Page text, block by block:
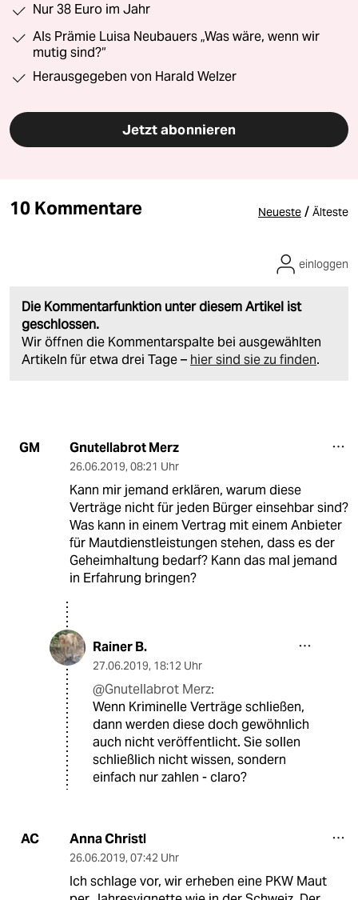
Nur 38 Euro im Jahr
Als Prämie Luisa Neubauers „Was wäre, wenn wir
mutig sind?“
Herausgegeben von Harald Welzer
Jetzt abonnieren
10 Kommentare Neueste / Älteste
Die Kommentarfunktion unter diesem Artikel ist
geschlossen.
Wir öffnen die Kommentarspalte bei ausgewählten
Artikeln für etwa drei Tage – hier sind sie zu finden.
einloggen
GM Gnutellabrot Merz
26.06.2019, 08:21 Uhr
Kann mir jemand erklären, warum diese
Verträge nicht für jeden Bürger einsehbar sind?
Was kann in einem Vertrag mit einem Anbieter
für Mautdienstleistungen stehen, dass es der
Geheimhaltung bedarf? Kann das mal jemand
in Erfahrung bringen?
Rainer B.
27.06.2019, 18:12 Uhr
@Gnutellabrot Merz:
Wenn Kriminelle Verträge schließen,
dann werden diese doch gewöhnlich
auch nicht veröffentlicht. Sie sollen
schließlich nicht wissen, sondern
einfach nur zahlen - claro?
AC Anna Christl
26.06.2019, 07:42 Uhr
Ich schlage vor, wir erheben eine PKW Maut